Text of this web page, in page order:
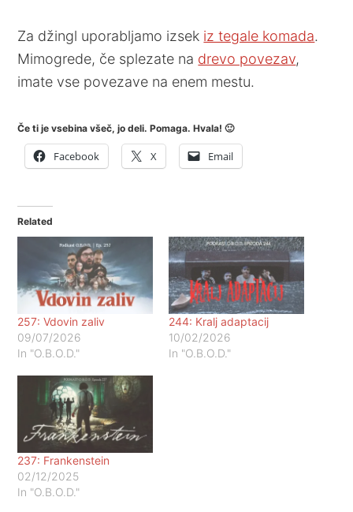
Za džingl uporabljamo izsek iz tegale komada.
Mimogrede, če splezate na drevo povezav,
imate vse povezave na enem mestu.
Če ti je vsebina všeč, jo deli. Pomaga. Hvala! 🙂
Facebook X Email
Related
257: Vdovin zaliv
09/07/2026
In "O.B.O.D."
244: Kralj adaptacij
10/02/2026
In "O.B.O.D."
237: Frankenstein
02/12/2025
In "O.B.O.D."